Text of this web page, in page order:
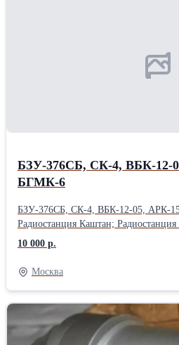
МП-750ТВ; электромагнит ЭМТ-123;
клапан МКВ-251А; клапан МКТ-361А; кран КЭ55-5;
БЗУ-376СБ, СК-4, ВБК-12-
БГМК-6
БЗУ-376СБ, СК-4, ВБК-12-05, АРК-15М, БГМК-
Радиостанция Каштан;
Р-852; Радиостанция Р-855УМ; Радиостанция Баклан-20;
Радиостанция Баклан-5; Продам: Радиостанция Ландыш-5;
Радиостанция Р-863; Преобразователь однофазный ПОС-1000Б;
Блок сбора полётной информации БСПИ-4-
Автоматический Радиокомпас АРК-
РИ-65-10; Магнитафон П-503БС; Автоматический Радиокомпас
АРК-УД; Продам: Блок регулирования напряжения
БРН120Т5А-2С; Блок регулирования
10 000 р.
Москва